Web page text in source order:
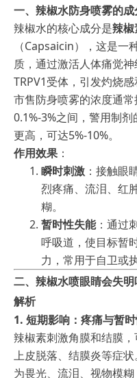
一、辣椒水防身喷雾的
辣椒水的核心成分是辣椒
（Capsaicin），这是一
质，通过激活人体痛觉
TRPV1受体，引发灼烧感
市售防身喷雾的浓度通常
0.1%-3%之间，警用制
更高，可达5%-10%。
作用效果 ：
瞬时刺激 ：接触眼
烈疼痛、流泪、红
糊。
暂时性失能：通过
呼吸道，使目标暂
力，常用于自卫或
二、辣椒水喷眼睛会失
解析
1. 短期影响：疼痛与暂
辣椒素刺激角膜和结膜
上皮脱落、结膜炎等症
为畏光、流泪、视物模